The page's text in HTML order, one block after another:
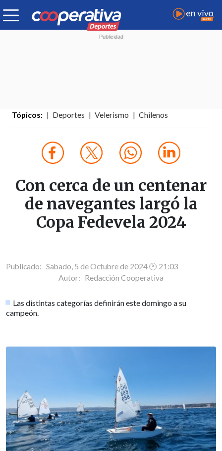
Tópicos: Deportes Velerismo Chilenos
Con cerca de un centenar
de navegantes largó la
Copa Fedevela 2024
Publicado: Sabado, 5 de Octubre de 2024 🕐 21:03
Autor: Redacción Cooperativa
Las distintas categorías definirán este domingo a su
campeón.